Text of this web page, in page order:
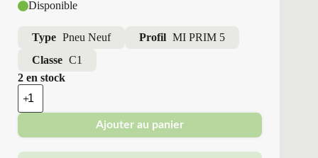
Disponible
Type Pneu Neuf Profil MI PRIM 5
Classe C1
2 en stock
quantité
de
Michelin
Pneus
Neufs
Ajouter au panier